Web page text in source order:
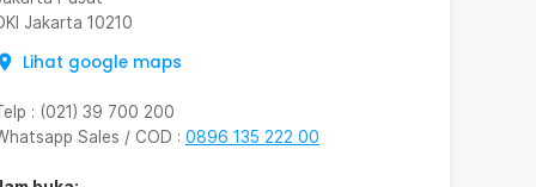
Jakarta 10210
Lihat google maps
: (021) 39 700 200
Sales / COD : 0896 135 222 00